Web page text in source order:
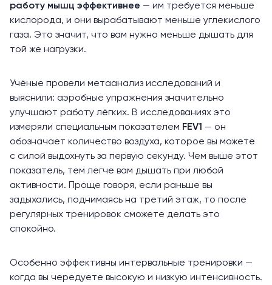
работу мышц эффективнее — им требуется меньше
кислорода, и они вырабатывают меньше углекислого
газа. Это значит, что вам нужно меньше дышать для
той же нагрузки.
Учёные провели метаанализ исследований и
выяснили: аэробные упражнения значительно
улучшают работу лёгких. В исследованиях это
измеряли специальным показателем FEV1 — он
обозначает количество воздуха, которое вы можете
с силой выдохнуть за первую секунду. Чем выше этот
показатель, тем легче вам дышать при любой
активности. Проще говоря, если раньше вы
задыхались, поднимаясь на третий этаж, то после
регулярных тренировок сможете делать это
спокойно.
Особенно эффективны интервальные тренировки —
когда вы чередуете высокую и низкую интенсивность.